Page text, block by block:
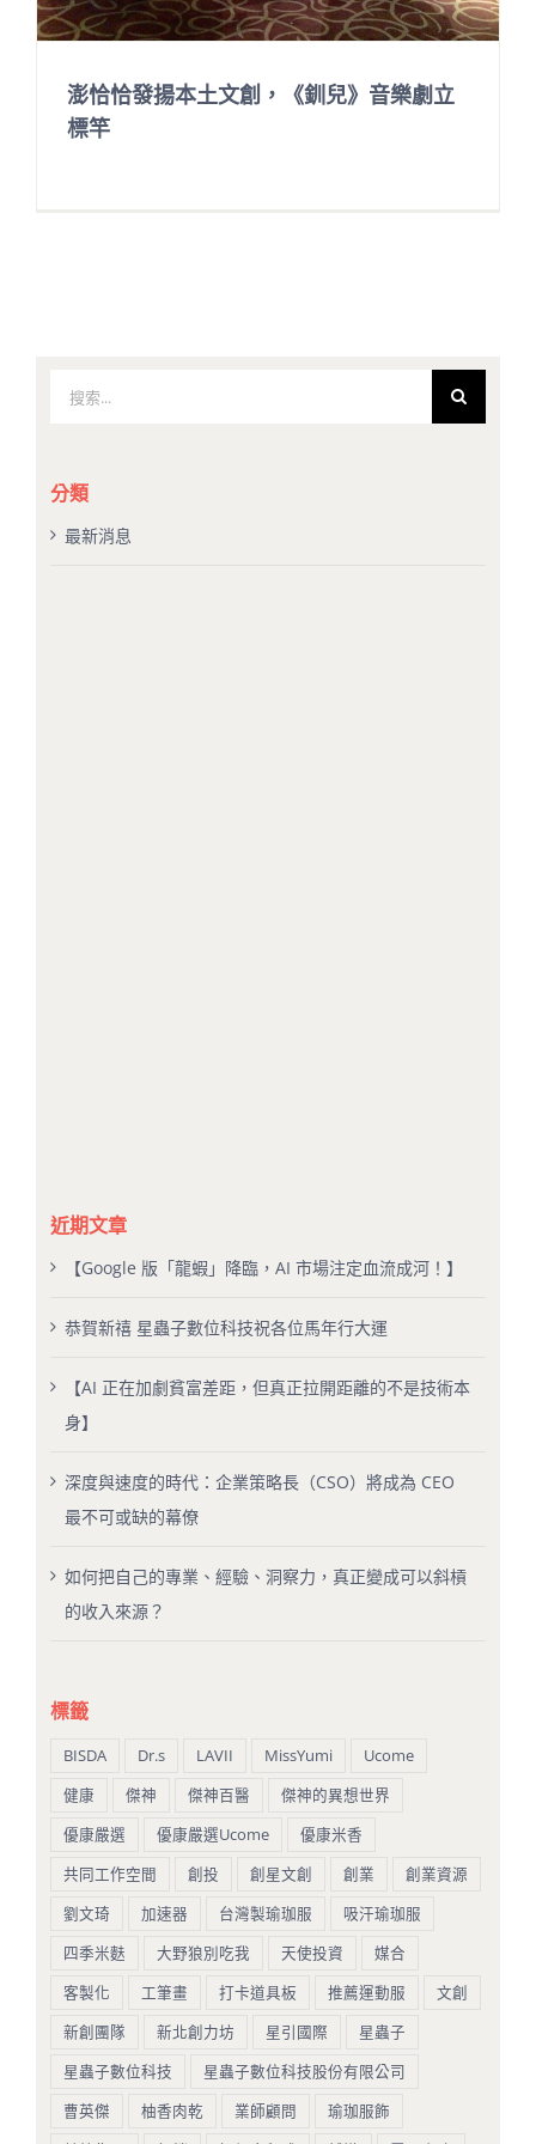
澎恰恰發揚本土文創，《釧兒》音樂劇立
標竿
果：
分類
最新消息
近期文章
【Google 版「龍蝦」降臨，AI 市場注定血流成河！】
恭賀新禧 星蟲子數位科技祝各位馬年行大運
【AI 正在加劇貧富差距，但真正拉開距離的不是技術本
身】
深度與速度的時代：企業策略長（CSO）將成為 CEO
最不可或缺的幕僚
如何把自己的專業、經驗、洞察力，真正變成可以斜槓
的收入來源？
標籤
BISDA Dr.s LAVII MissYumi
Ucome
健康
傑神 傑神百醫
傑神的異想世界
優康嚴選
優康嚴選Ucome
優康米香
共同工作空間
創投 創星文創 創業
創業資源
劉文琦
加速器 台灣製瑜珈服
吸汗瑜珈服
四季米麩
大野狼別吃我 天使投資
媒合
客製化
工筆畫 打卡道具板 推薦運動服
文創
新創團隊
新北創力坊 星引國際
星蟲子
星蟲子數位科技
星蟲子數位科技股份有限公司
曹英傑
柚香肉乾 業師顧問
瑜珈服飾